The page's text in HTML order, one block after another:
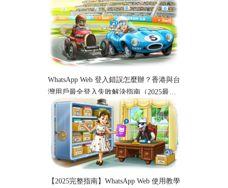
使用指南
WhatsApp Web 登入錯誤怎麼辦？香港與台
灣用戶最全登入失敗解決指南（2025最
新）
【2025完整指南】WhatsApp Web 使用教學